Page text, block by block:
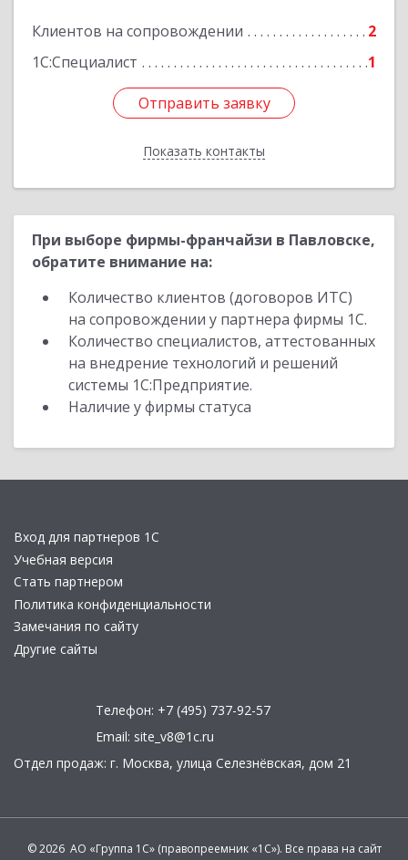
Клиентов на сопровождении
2
1С:Специалист
1
Отправить заявку
Показать контакты
Отправить заявку
Назад
При выборе фирмы-франчайзи в Павловске,
обратите внимание на:
Количество клиентов (договоров ИТС)
на сопровождении у партнера фирмы 1С.
Количество специалистов, аттестованных
на внедрение технологий и решений
системы 1С:Предприятие.
Наличие у фирмы статуса
Вход для партнеров 1С
Учебная версия
Стать партнером
Политика конфиденциальности
Замечания по сайту
Другие сайты
Телефон: +7 (495) 737-92-57
Email: site_v8@1c.ru
Отдел продаж: г. Москва, улица Селезнёвская, дом 21
© 2026 АО «Группа 1С» (правопреемник «1С»). Все права на сайт